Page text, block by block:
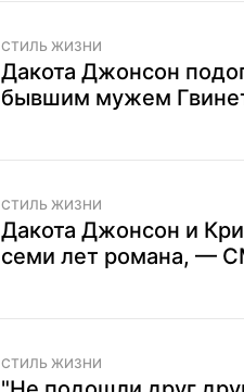
СТИЛЬ ЖИЗНИ
Дакота Джонсон
бывшим мужем
СТИЛЬ ЖИЗНИ
Дакота Джонсон и
семи лет романа, —
СТИЛЬ ЖИЗНИ